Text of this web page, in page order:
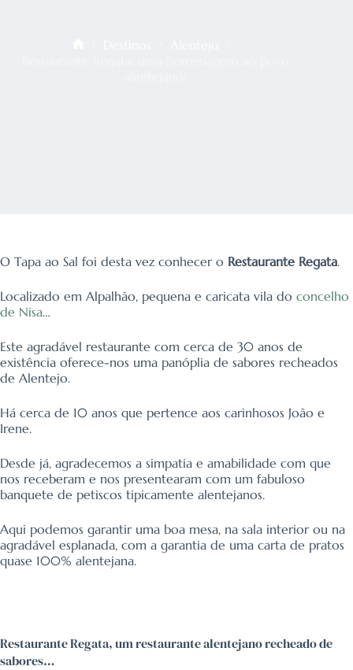
O Tapa ao Sal foi desta vez conhecer o Restaurante Regata.
Localizado em Alpalhão, pequena e caricata vila do concelho
de Nisa…
Este agradável restaurante com cerca de 30 anos de
existência oferece-nos uma panóplia de sabores recheados
de Alentejo.
Há cerca de 10 anos que pertence aos carinhosos João e
Irene.
Desde já, agradecemos a simpatia e amabilidade com que
nos receberam e nos presentearam com um fabuloso
banquete de petiscos tipicamente alentejanos.
Aqui podemos garantir uma boa mesa, na sala interior ou na
agradável esplanada, com a garantia de uma carta de pratos
quase 100% alentejana.
Restaurante Regata, um restaurante alentejano recheado de
sabores…